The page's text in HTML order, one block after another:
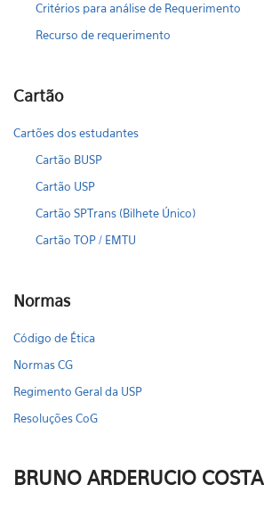
Critérios para análise de Requerimento
Recurso de requerimento
Cartão
Cartões dos estudantes
Cartão BUSP
Cartão USP
Cartão SPTrans (Bilhete Único)
Cartão TOP / EMTU
Normas
Código de Ética
Normas CG
Regimento Geral da USP
Resoluções CoG
BRUNO ARDERUCIO COSTA